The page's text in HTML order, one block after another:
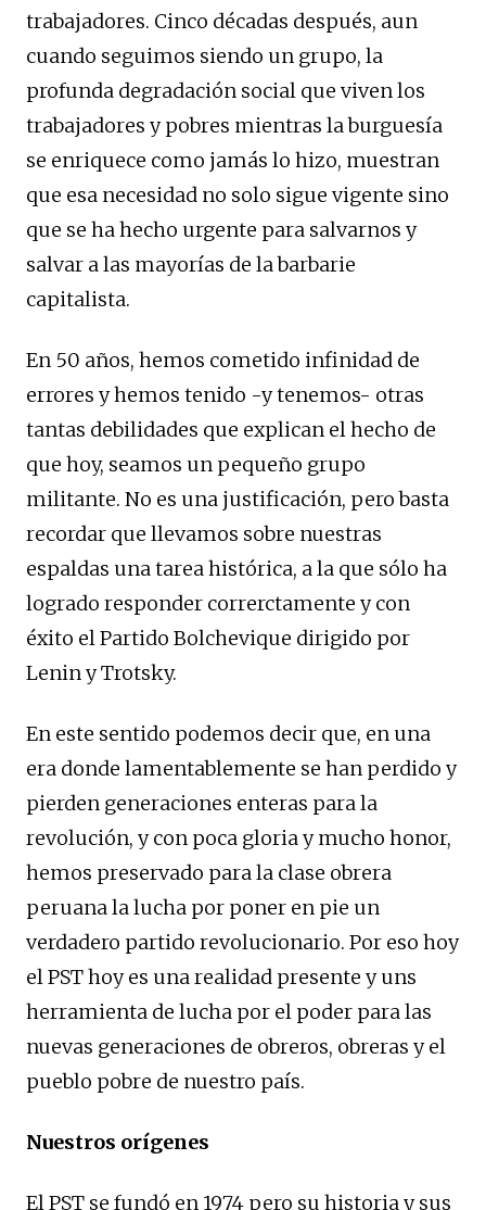
trabajadores. Cinco décadas después, aun
cuando seguimos siendo un grupo, la
profunda degradación social que viven los
trabajadores y pobres mientras la burguesía
se enriquece como jamás lo hizo, muestran
que esa necesidad no solo sigue vigente sino
que se ha hecho urgente para salvarnos y
salvar a las mayorías de la barbarie
capitalista.
En 50 años, hemos cometido infinidad de
errores y hemos tenido -y tenemos- otras
tantas debilidades que explican el hecho de
que hoy, seamos un pequeño grupo
militante. No es una justificación, pero basta
recordar que llevamos sobre nuestras
espaldas una tarea histórica, a la que sólo ha
logrado responder correrctamente y con
éxito el Partido Bolchevique dirigido por
Lenin y Trotsky.
En este sentido podemos decir que, en una
era donde lamentablemente se han perdido y
pierden generaciones enteras para la
revolución, y con poca gloria y mucho honor,
hemos preservado para la clase obrera
peruana la lucha por poner en pie un
verdadero partido revolucionario. Por eso hoy
el PST hoy es una realidad presente y uns
herramienta de lucha por el poder para las
nuevas generaciones de obreros, obreras y el
pueblo pobre de nuestro país.
Nuestros orígenes
El PST se fundó en 1974 pero su historia y sus